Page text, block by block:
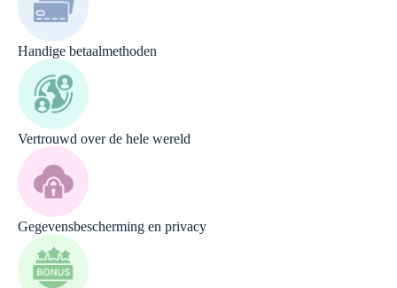
Handige betaalmethoden
Vertrouwd over de hele wereld
Gegevensbescherming en privacy